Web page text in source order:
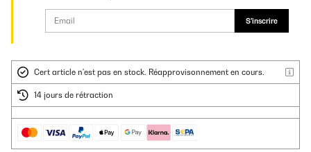
S'inscrire
Cert article n'est pas en stock. Réapprovisonnement en cours.
14 jours de rétraction